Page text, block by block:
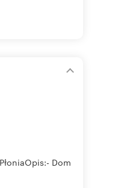
Dom